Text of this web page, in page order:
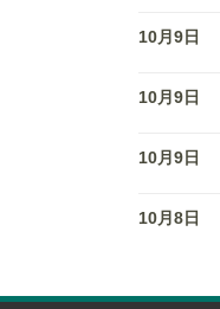
10月9日
10月9日
10月9日
10月8日